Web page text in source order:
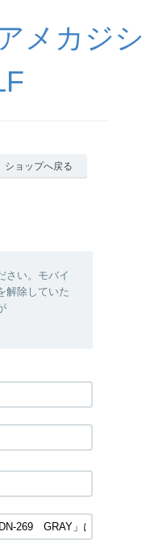
メカジシ
ショップへ戻る
さい。モバイ
解除していた